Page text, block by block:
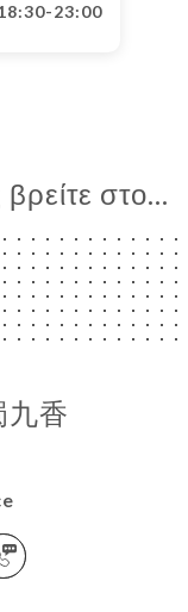
23:00
στο...
九香